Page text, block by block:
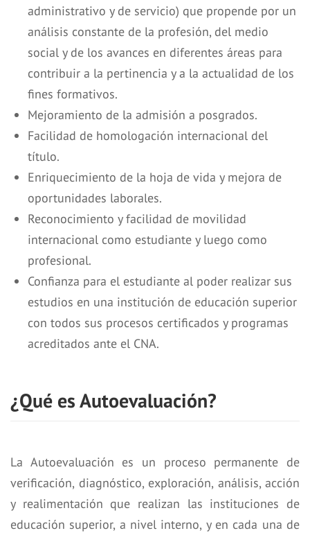
administrativo y de servicio) que propende por un
análisis constante de la profesión, del medio
social y de los avances en diferentes áreas para
contribuir a la pertinencia y a la actualidad de los
fines formativos.
Mejoramiento de la admisión a posgrados.
Facilidad de homologación internacional del
título.
Enriquecimiento de la hoja de vida y mejora de
oportunidades laborales.
Reconocimiento y facilidad de movilidad
internacional como estudiante y luego como
profesional.
Confianza para el estudiante al poder realizar sus
estudios en una institución de educación superior
con todos sus procesos certificados y programas
acreditados ante el CNA.
¿Qué es Autoevaluación?
La Autoevaluación es un proceso permanente de
verificación, diagnóstico, exploración, análisis, acción
y realimentación que realizan las instituciones de
educación superior, a nivel interno, y en cada una de